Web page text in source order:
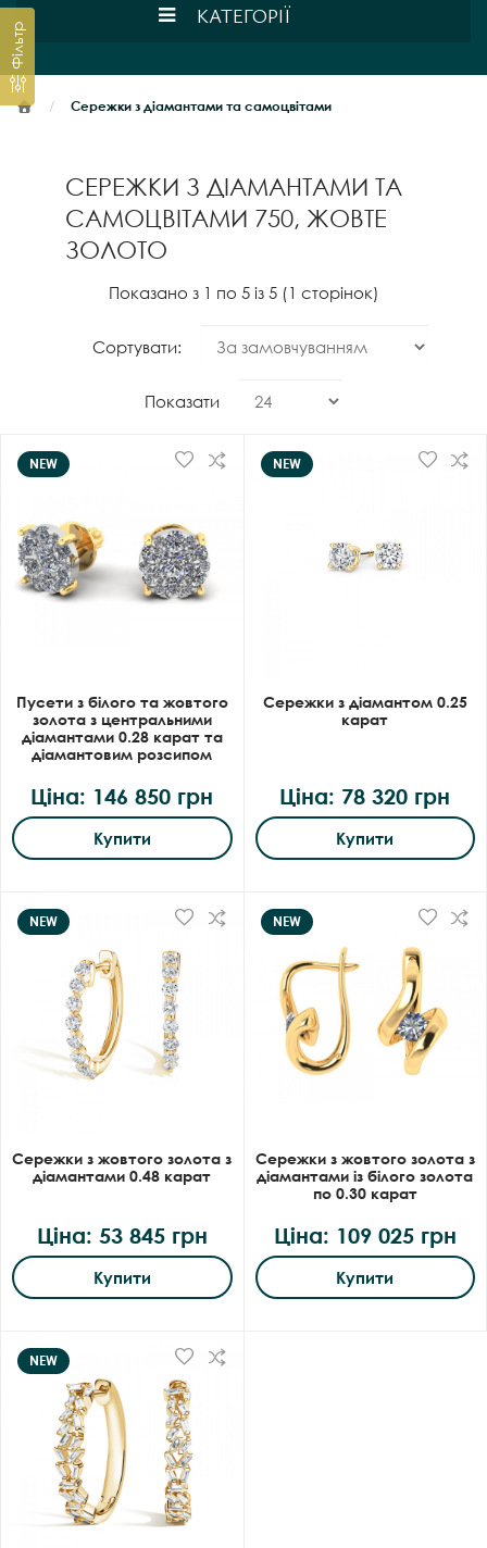
КАТЕГОРІЇ
Сережки з діамантами та самоцвітами
СЕРЕЖКИ З ДІАМАНТАМИ ТА
САМОЦВІТАМИ 750, ЖОВТЕ
ЗОЛОТО
Фільтр
Показано з 1 по 5 із 5 (1 сторінок)
Сортувати:
Показати
NEW
Пусети з білого та жовтого
золота з центральними
діамантами 0.28 карат та
діамантовим розсипом
Ціна: 146 850 грн
Купити
NEW
Сережки з діамантом 0.25
карат
Ціна: 78 320 грн
Купити
NEW
Сережки з жовтого золота з
діамантами 0.48 карат
Ціна: 53 845 грн
Купити
NEW
Сережки з жовтого золота з
діамантами із білого золота
по 0.30 карат
Ціна: 109 025 грн
Купити
NEW